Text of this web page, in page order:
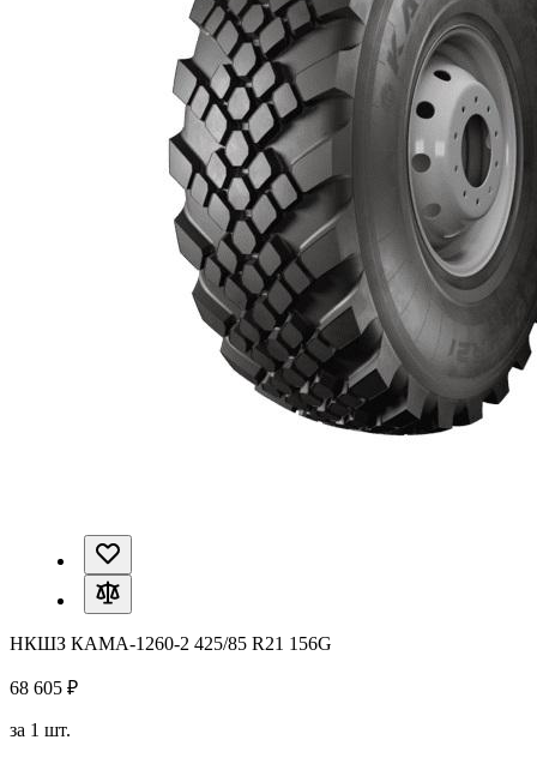
НКШЗ КАМА-1260-2 425/85 R21 156G
68 605 ₽
за 1 шт.